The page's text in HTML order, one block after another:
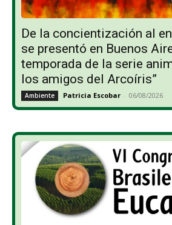
De la concientización al
se presentó en Buenos
temporada de la serie
los amigos del Arcoíris”
Ambiente Patricia Escobar - 06/08/2026